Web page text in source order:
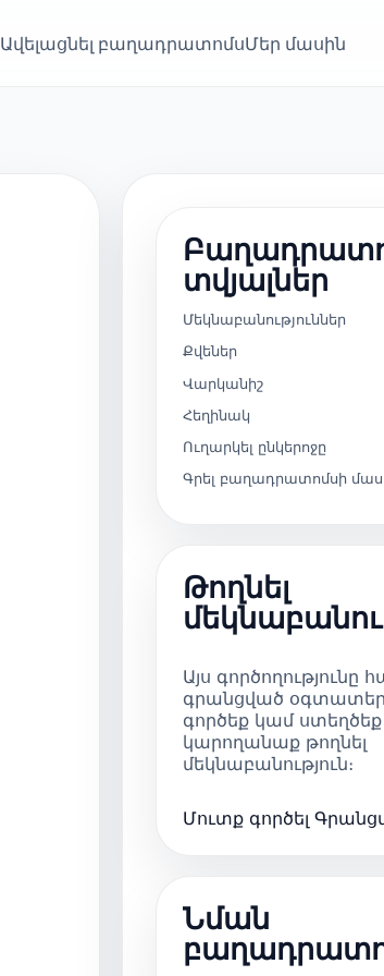
Ավելացնել բաղադրատոմսՄեր մասին
տվյալներ
Մեկնաբանություններ
Քվեներ
Վարկանիշ
Հեղինակ
Ուղարկել ընկերոջը
Գրել բաղադրատոմսի
Թողնել
Այս գործողությունը
գրանցված
գործեք կամ
կարողանաք թողնել
մեկնաբանություն։
Մուտք գործել
Նման